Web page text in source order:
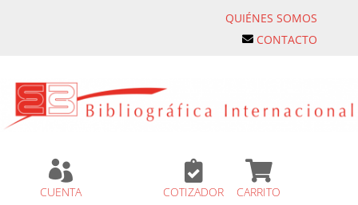
QUIÉNES SOMOS
CONTACTO

CUENTA

COTIZADOR

CARRITO